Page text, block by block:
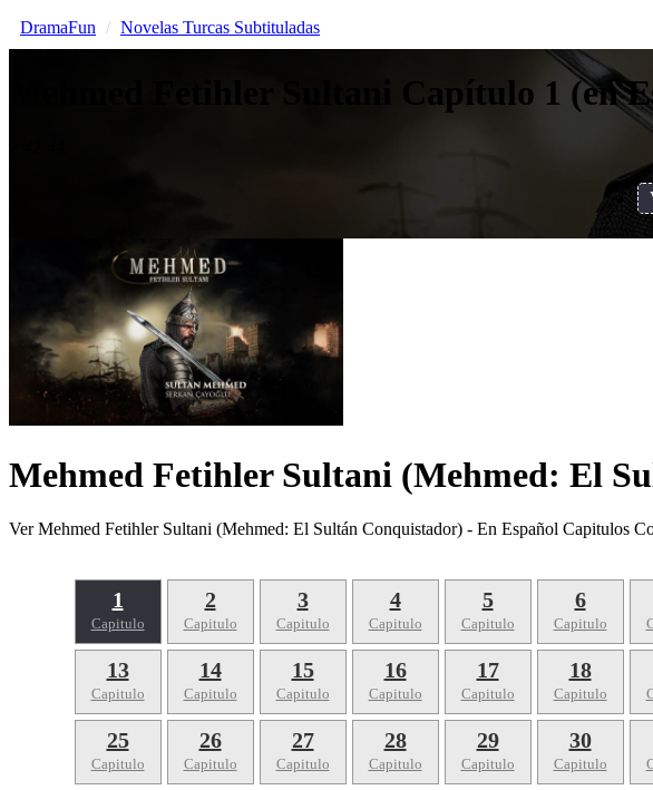
DramaFun Novelas Turcas Subtituladas
Mehmed Fetihler Sultani Capítulo 1 (en
Mehmed Fetihler Sultani (Mehmed: El
Ver Mehmed Fetihler Sultani (Mehmed: El Sultán Conquistador) - En Español Capitulos
1
Capitulo
2
Capitulo
3
Capitulo
4
Capitulo
5
Capitulo
6
Capitulo
13
Capitulo
14
Capitulo
15
Capitulo
16
Capitulo
17
Capitulo
18
Capitulo
25
Capitulo
26
Capitulo
27
Capitulo
28
Capitulo
29
Capitulo
30
Capitulo